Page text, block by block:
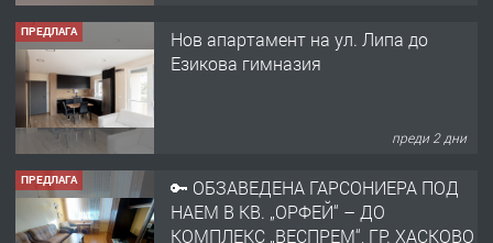
преди 2 дни
ПРЕДЛАГА
КОМПЛЕКС „ВЕСПРЕМ“, ГР. ХАСКОВО
преди 3 дни